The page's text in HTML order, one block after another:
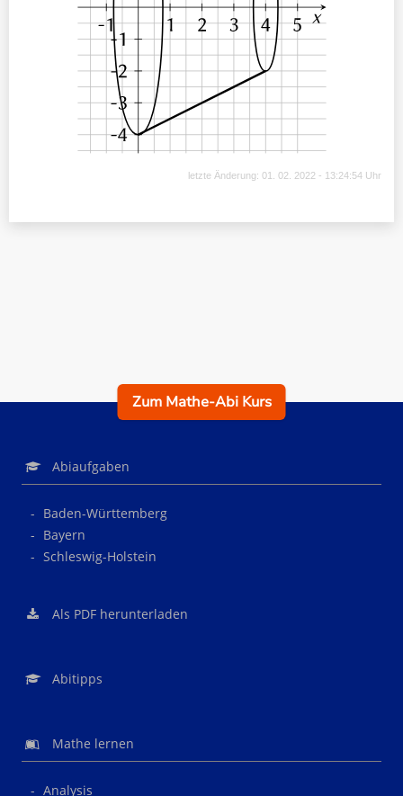
letzte Änderung: 01. 02. 2022 - 13:24:54 Uhr
Zum Mathe-Abi Kurs
Abiaufgaben
Baden-Württemberg
Bayern
Schleswig-Holstein
Als PDF herunterladen
Abitipps
Mathe lernen
Analysis